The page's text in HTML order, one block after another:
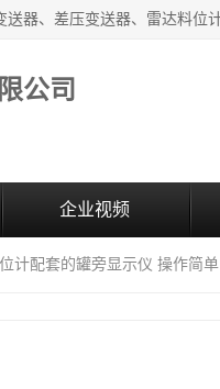
公司
企业视频
计配套的罐旁显示仪 操作简单